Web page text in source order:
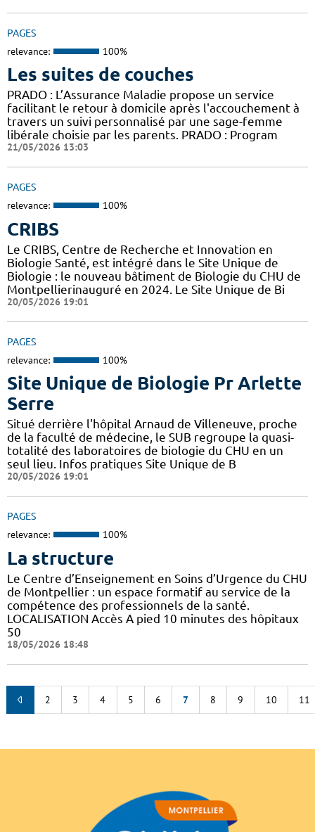
PAGES
relevance: 100%
Les suites de couches
PRADO : L’Assurance Maladie propose un service
facilitant le retour à domicile après l'accouchement à
travers un suivi personnalisé par une sage-femme
libérale choisie par les parents. PRADO : Program
21/05/2026 13:03
PAGES
relevance: 100%
CRIBS
Le CRIBS, Centre de Recherche et Innovation en
Biologie Santé, est intégré dans le Site Unique de
Biologie : le nouveau bâtiment de Biologie du CHU de
Montpellierinauguré en 2024. Le Site Unique de Bi
20/05/2026 19:01
PAGES
relevance: 100%
Site Unique de Biologie Pr Arlette
Serre
Situé derrière l'hôpital Arnaud de Villeneuve, proche
de la faculté de médecine, le SUB regroupe la quasi-
totalité des laboratoires de biologie du CHU en un
seul lieu. Infos pratiques Site Unique de B
20/05/2026 19:01
PAGES
relevance: 100%
La structure
Le Centre d’Enseignement en Soins d’Urgence du CHU
de Montpellier : un espace formatif au service de la
compétence des professionnels de la santé.
LOCALISATION Accès A pied 10 minutes des hôpitaux
50
18/05/2026 18:48
2 3 4 5 6 7 8 9 10 11